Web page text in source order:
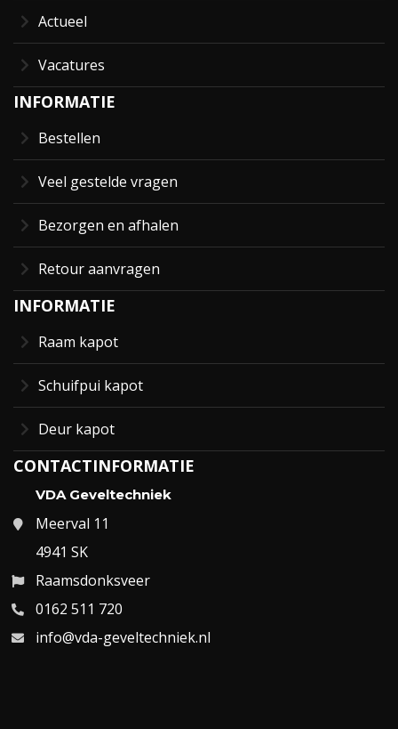
Actueel
Vacatures
INFORMATIE
Bestellen
Veel gestelde vragen
Bezorgen en afhalen
Retour aanvragen
INFORMATIE
Raam kapot
Schuifpui kapot
Deur kapot
CONTACTINFORMATIE
VDA Geveltechniek
Meerval 11
4941 SK
Raamsdonksveer
0162 511 720
info@vda-geveltechniek.nl